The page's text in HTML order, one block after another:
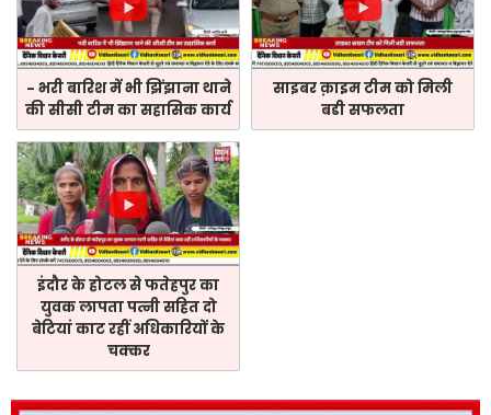
- भरी बारिश में भी झिंझाना थाने
की सीसी टीम का सहासिक कार्य
साइबर क़ाइम टीम को मिली
बडी सफलता
इंदौर के होटल से फतेहपुर का
युवक लापता पत्नी सहित दो
बेटियां काट रहीं अधिकारियों के
चक्कर